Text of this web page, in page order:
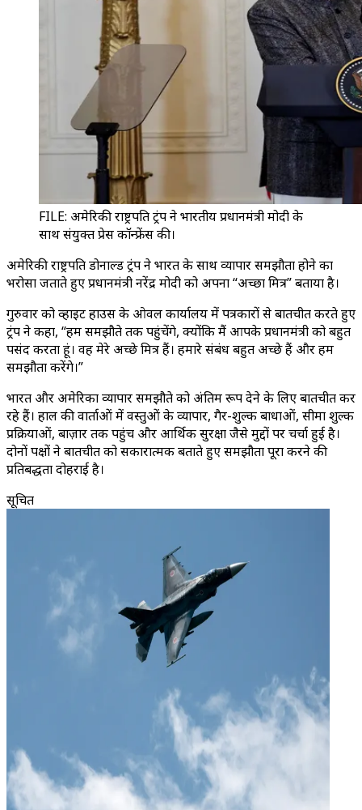
FILE: अमेरिकी राष्ट्रपति ट्रंप ने भारतीय प्रधानमंत्री मोदी के
साथ संयुक्त प्रेस कॉन्फ्रेंस की।
अमेरिकी राष्ट्रपति डोनाल्ड ट्रंप ने भारत के साथ व्यापार समझौता होने का
भरोसा जताते हुए प्रधानमंत्री नरेंद्र मोदी को अपना “अच्छा मित्र” बताया है।
गुरुवार को व्हाइट हाउस के ओवल कार्यालय में पत्रकारों से बातचीत करते हुए
ट्रंप ने कहा, “हम समझौते तक पहुंचेंगे, क्योंकि मैं आपके प्रधानमंत्री को बहुत
पसंद करता हूं। वह मेरे अच्छे मित्र हैं। हमारे संबंध बहुत अच्छे हैं और हम
समझौता करेंगे।”
भारत और अमेरिका व्यापार समझौते को अंतिम रूप देने के लिए बातचीत कर
रहे हैं। हाल की वार्ताओं में वस्तुओं के व्यापार, गैर-शुल्क बाधाओं, सीमा शुल्क
प्रक्रियाओं, बाज़ार तक पहुंच और आर्थिक सुरक्षा जैसे मुद्दों पर चर्चा हुई है।
दोनों पक्षों ने बातचीत को सकारात्मक बताते हुए समझौता पूरा करने की
प्रतिबद्धता दोहराई है।
सूचित